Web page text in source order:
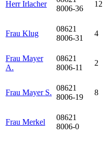
Herr Irlacher
8006-36
12
Frau Klug
08621
8006-31
4
Frau Mayer
A.
08621
8006-11
2
Frau Mayer S.
08621
8006-19
8
Frau Merkel
08621
8006-0